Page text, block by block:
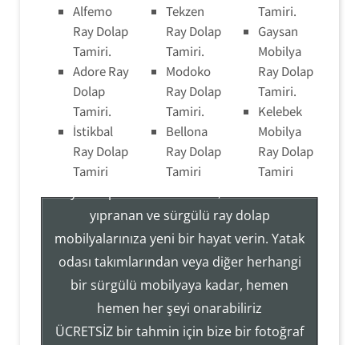
Alfemo
Ray Dolap
Tamiri.
Adore Ray
Dolap
Tamiri.
İstikbal
Ray Dolap
Tamiri
Tekzen
Ray Dolap
Tamiri.
Modoko
Ray Dolap
Tamiri.
Bellona
Ray Dolap
Tamiri
Tamiri.
Gaysan
Mobilya
Ray Dolap
Tamiri.
Kelebek
Mobilya
Ray Dolap
Tamiri
Ray Dolap Tamir Montaj Servisi
yıpranan ve sürgülü ray dolap
mobilyalarınıza yeni bir hayat verin. Yatak
odası takımlarından veya diğer herhangi
bir sürgülü mobilyaya kadar, hemen
hemen her şeyi onarabiliriz
ÜCRETSİZ bir tahmin için bize bir fotoğraf
Ray Dolap Mekanizma Sistemleri Tamir Montaj
Servisi